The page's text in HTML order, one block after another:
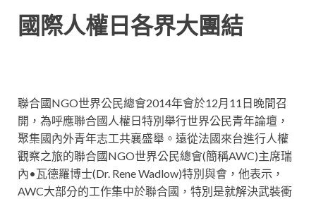
國際人權日各界大團結
聯合國NGO世界公民總會2014年會於12月11日晚間召
開，為呼應聯合國人權日特別舉行世界公民青年論壇，
聚集國內外青年志工共襄盛舉。遠從法國來台進行人權
觀察之旅的聯合國NGO世界公民總會(簡稱AWC)主席瑞
內•瓦德羅博士(Dr. Rene Wadlow)特別與會，他表示，
AWC大部分的工作集中於聯合國，特別是就解決武裝衝